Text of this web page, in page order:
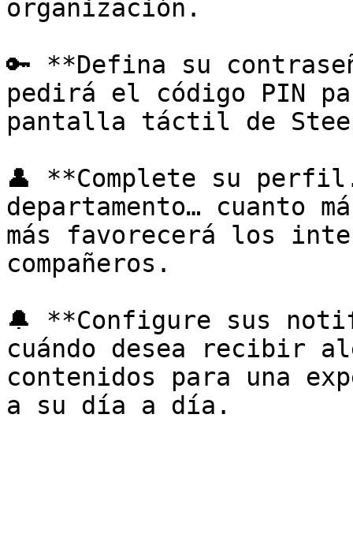
organización.
🔑 **Defina su
pedirá el código PIN
pantalla táctil de
👤 **Complete su
departamento… cuanto
más favorecerá los
compañeros.
🔔 **Configure sus
cuándo desea recibir
contenidos para una